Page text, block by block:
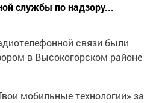
службы по надзору...
связи были
в Высокогорском районе
мобильные технологии» за